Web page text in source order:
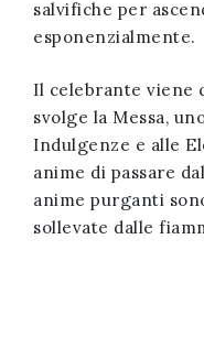
salvifiche per
esponenzialmente.
Il celebrante viene
svolge la Messa,
Indulgenze e alle
anime di passare
anime purganti
sollevate dalle